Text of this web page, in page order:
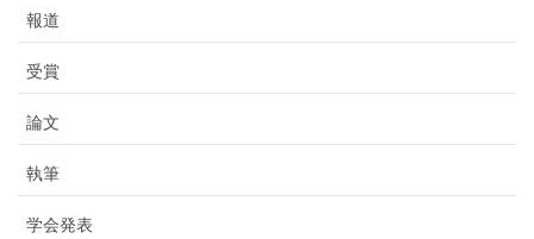
報道
受賞
論文
執筆
学会発表